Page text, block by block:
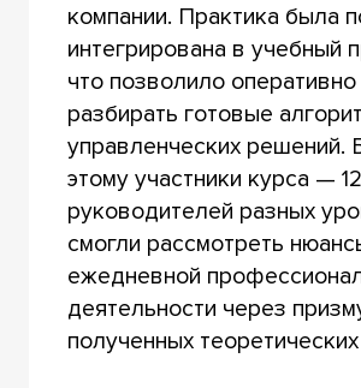
компании. Практика была
интегрирована в учебный
что позволило оперативно
разбирать готовые
управленческих решений.
этому участники курса — 12
руководителей разных
смогли рассмотреть
ежедневной
деятельности через
полученных